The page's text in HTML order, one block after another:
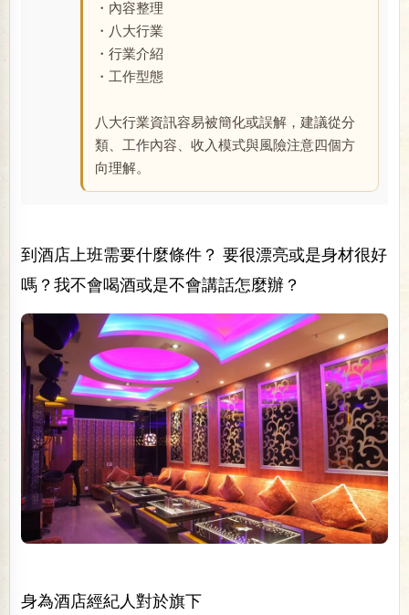
・內容整理
・八大行業
・行業介紹
・工作型態
八大行業資訊容易被簡化或誤解，建議從分
類、工作內容、收入模式與風險注意四個方
向理解。
到酒店上班需要什麼條件？ 要很漂亮或是身材很好
嗎？ 我不會喝酒或是不會講話怎麼辦？
身為酒店經紀人對於旗下